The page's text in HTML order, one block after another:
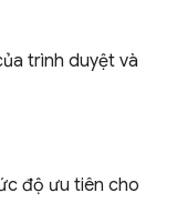
trình duyệt và
độ ưu tiên cho